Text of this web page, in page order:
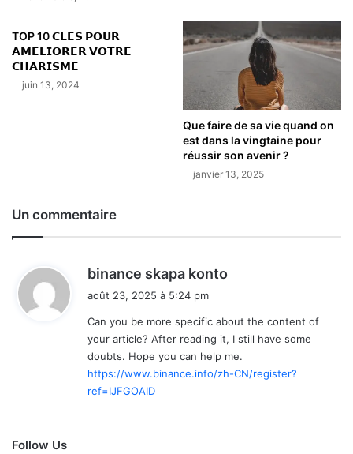
TOP 10 𝗖𝗟𝗘𝗦 𝗣𝗢𝗨𝗥
𝗔𝗠𝗘𝗟𝗜𝗢𝗥𝗘𝗥 𝗩𝗢𝗧𝗥𝗘
𝗖𝗛𝗔𝗥𝗜𝗦𝗠𝗘
juin 13, 2024
Que faire de sa vie quand on
est dans la vingtaine pour
réussir son avenir ?
janvier 13, 2025
Un commentaire
binance skapa konto
:
août 23, 2025 à 5:24 pm
Can you be more specific about the content of
your article? After reading it, I still have some
doubts. Hope you can help me.
https://www.binance.info/zh-CN/register?
ref=IJFGOAID
Follow Us